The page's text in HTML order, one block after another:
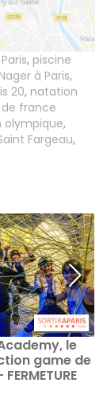
, piscine
Nager à Paris,
20, natation
france
olympique,
Fargeau,
le
game de